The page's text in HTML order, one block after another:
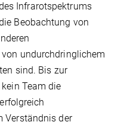
Infrarotspektrums
Beobachtung von
undurchdringlichem
sind. Bis zur
Team die
Verständnis der